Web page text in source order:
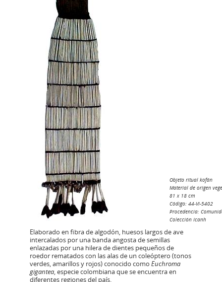
Objeto ritual kofán
Material de origen
81 x 18 cm
Código: 44-VI-5402
Procedencia:
Colección Icanh
Elaborado en fibra de algodón, huesos largos de ave
intercalados por una banda angosta de semillas
enlazadas por una hilera de dientes pequeños de
roedor rematados con las alas de un coleóptero (tonos
verdes, amarillos y rojos) conocido como Euchroma
gigantea, especie colombiana que se encuentra en
diferentes regiones del país.